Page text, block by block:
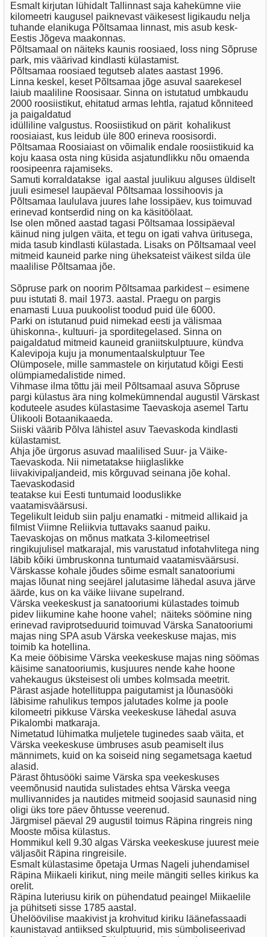
Esmalt kirjutan lühidalt Tallinnast saja kahekümne viie
kilomeetri kaugusel paiknevast väikesest ligikaudu nelja
tuhande elanikuga Põltsamaa linnast, mis asub kesk-
Eestis Jõgeva maakonnas.
Põltsamaal on näiteks kaunis roosiaed, loss ning Sõpruse
park, mis väärivad kindlasti külastamist.
Põltsamaa roosiaed tegutseb alates aastast 1996.
Linna keskel, keset Põltsamaa jõge asuval saarekesel
laiub maaliline Roosisaar. Sinna on istutatud umbkaudu
2000 roosiistikut, ehitatud armas lehtla, rajatud kõnniteed
ja paigaldatud
idülliline valgustus. Roosiistikud on pärit kohalikust
roosiaiast, kus leidub üle 800 erineva roosisordi.
Põltsamaa Roosiaiast on võimalik endale roosiistikuid ka
koju kaasa osta ning küsida asjatundlikku nõu omaenda
roosipeenra rajamiseks.
Samuti korraldatakse igal aastal juulikuu alguses üldiselt
juuli esimesel laupäeval Põltsamaa lossihoovis ja
Põltsamaa laululava juures lahe lossipäev, kus toimuvad
erinevad kontserdid ning on ka käsitöölaat.
Ise olen mõned aastad tagasi Põltsamaa lossipäeval
käinud ning julgen väita, et tegu on igati vahva üritusega,
mida tasub kindlasti külastada. Lisaks on Põltsamaal veel
mitmeid kauneid parke ning üheksateist väikest silda üle
maalilise Põltsamaa jõe.
Sõpruse park on noorim Põltsamaa parkidest – esimene
puu istutati 8. mail 1973. aastal. Praegu on pargis
enamasti Luua puukoolist toodud puid üle 6000.
Parki on istutanud puid nimekad eesti ja välismaa
ühiskonna-, kultuuri- ja sporditegelased. Sinna on
paigaldatud mitmeid kauneid graniitskulptuure, kündva
Kalevipoja kuju ja monumentaalskulptuur Tee
Olümposele, mille sammastele on kirjutatud kõigi Eesti
olümpiamedalistide nimed.
Vihmase ilma tõttu jäi meil Põltsamaal asuva Sõpruse
pargi külastus ära ning kolmekümnendal augustil Värskast
koduteele asudes külastasime Taevaskoja asemel Tartu
Ülikooli Botaanikaaeda.
Siiski väärib Põlva lähistel asuv Taevaskoda kindlasti
külastamist.
Ahja jõe ürgorus asuvad maalilised Suur- ja Väike-
Taevaskoda. Nii nimetatakse hiiglaslikke
liivakivipaljandeid, mis kõrguvad seinana jõe kohal.
Taevaskodasid
teatakse kui Eesti tuntumaid looduslikke
vaatamisväärsusi.
Tegelikult leidub siin palju enamatki - mitmeid allikaid ja
filmist Viimne Reliikvia tuttavaks saanud paiku.
Taevaskojas on mõnus matkata 3-kilomeetrisel
ringikujulisel matkarajal, mis varustatud infotahvlitega ning
läbib kõiki ümbruskonna tuntumaid vaatamisväärsusi.
Värskasse kohale jõudes sõime esmalt sanatooriumi
majas lõunat ning seejärel jalutasime lähedal asuva järve
äärde, kus on ka väike liivane supelrand.
Värska veekeskust ja sanatooriumi külastades toimub
pidev liikumine kahe hoone vahel; näiteks söömine ning
erinevad raviprotseduurid toimuvad Värska Sanatooriumi
majas ning SPA asub Värska veekeskuse majas, mis
toimib ka hotellina.
Ka meie ööbisime Värska veekeskuse majas ning söömas
käisime sanatooriumis, kusjuures nende kahe hoone
vahekaugus üksteisest oli umbes kolmsada meetrit.
Pärast asjade hotellituppa paigutamist ja lõunasööki
läbisime rahulikus tempos jalutades kolme ja poole
kilomeetri pikkuse Värska veekeskuse lähedal asuva
Pikalombi matkaraja.
Nimetatud lühimatka muljetele tuginedes saab väita, et
Värska veekeskuse ümbruses asub peamiselt ilus
männimets, kuid on ka soiseid ning segametsaga kaetud
alasid.
Pärast õhtusööki saime Värska spa veekeskuses
veemõnusid nautida sulistades ehtsa Värska veega
mullivannides ja nautides mitmeid soojasid saunasid ning
oligi üks tore päev õhtusse veerenud.
Järgmisel päeval 29 augustil toimus Räpina ringreis ning
Mooste mõisa külastus.
Hommikul kell 9.30 algas Värska veekeskuse juurest meie
väljasõit Räpina ringreisile.
Esmalt külastasime õpetaja Urmas Nageli juhendamisel
Räpina Miikaeli kirikut, ning meile mängiti selles kirikus ka
orelit.
Räpina luteriusu kirik on pühendatud peaingel Miikaelile
ja pühitseti sisse 1785 aastal.
Ühelöövilise maakivist ja krohvitud kiriku läänefassaadi
kaunistavad antiiksed skulptuurid, mis sümboliseerivad